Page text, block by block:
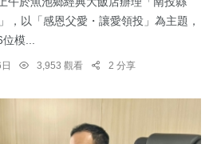
，以「感恩父愛・讓愛領投」為主題，
位模...
3,953 觀看 2 分享